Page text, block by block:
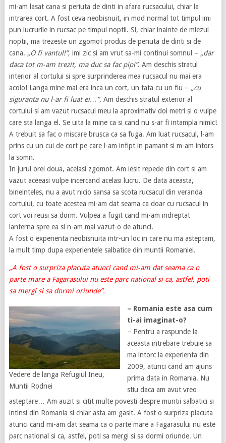
mi-am lasat cana si periuta de dinti in afara rucsacului, chiar la
intrarea cort. A fost ceva neobisnuit, in mod normal tot timpul imi
pun lucrurile in rucsac pe timpul noptii. Si, chiar inainte de miezul
noptii, ma trezeste un zgomot produs de periuta de dinti si de
cana. „O fi vantul!”, imi zic si am vrut sa-mi continui somnul – „dar
daca tot m-am trezit, ma duc sa fac pipi”. Am deschis stratul
interior al cortului si spre surprinderea mea rucsacul nu mai era
acolo! Langa mine mai era inca un cort, un tata cu un fiu – „cu
siguranta nu l-ar fi luat ei…”. Am deschis stratul exterior al
cortului si am vazut rucsacul meu la aproximativ doi metri si o vulpe
care sta langa el. Se uita la mine ca si cand nu s-ar fi intampla nimic!
A trebuit sa fac o miscare brusca ca sa fuga. Am luat rucsacul, l-am
prins cu un cui de cort pe care l-am infipt in pamant si m-am intors
la somn.
In jurul orei doua, acelasi zgomot. Am iesit repede din cort si am
vazut aceeasi vulpe incercand acelasi lucru. De data aceasta,
bineinteles, nu a avut nicio sansa sa scota rucsacul din veranda
cortului, cu toate acestea mi-am dat seama ca doar cu rucsacul in
cort voi reusi sa dorm. Vulpea a fugit cand mi-am indreptat
lanterna spre ea si n-am mai vazut-o de atunci.
A fost o experienta neobisnuita intr-un loc in care nu ma asteptam,
la mult timp dupa experientele salbatice din muntii Romaniei.
„A fost o surpriza placuta atunci cand mi-am dat seama ca o
parte mare a Fagarasului nu este parc national si ca, astfel, poti
sa mergi si sa dormi oriunde”.
Vedere de langa Refugiul Ineu,
Muntii Rodnei
– Romania este asa cum
ti-ai imaginat-o?
– Pentru a raspunde la
aceasta intrebare trebuie sa
ma intorc la experienta din
2009, atunci cand am ajuns
prima data in Romania. Nu
stiu daca am avut vreo
asteptare… Am auzit si citit multe povesti despre muntii salbatici si
intinsi din Romania si chiar asta am gasit. A fost o surpriza placuta
atunci cand mi-am dat seama ca o parte mare a Fagarasului nu este
parc national si ca, astfel, poti sa mergi si sa dormi oriunde. Un